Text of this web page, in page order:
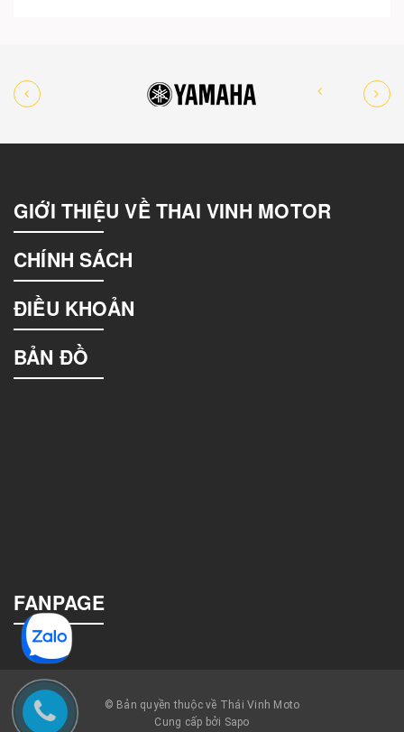
GIỚI THIỆU VỀ THAI VINH MOTOR
CHÍNH SÁCH
ĐIỀU KHOẢN
BẢN ĐỒ
FANPAGE
© Bản quyền thuộc về Thái Vinh Moto
Cung cấp bởi Sapo